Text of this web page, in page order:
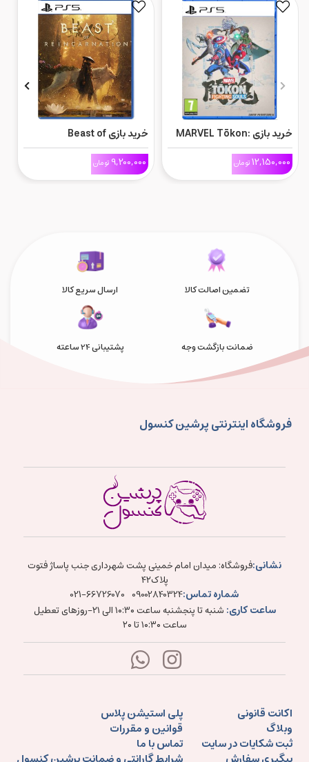
خرید بازی MARVEL Tōkon:
Fighting Souls برای Ps5
12,150,000تومان
خرید بازی Beast of
Reincarnation برای Ps5
9,200,000 تومان
تضمین اصالت کالا ارسال سریع کالا
ضمانت بازگشت وجه پشتیبانی 24 ساعته
فروشگاه اینترنتی پرشین کنسول
نشانی:فروشگاه: میدان امام خمینی پشت شهرداری جنب پاساژ فتوت
پلاک۴۲
شماره تماس:09002840324
021-66726070
ساعت کاری:
شنبه تا پنجشنبه ساعت ۱۰:۳۰ الی ۲۱-روزهای تعطیل
ساعت ۱۰:۳۰ تا ۲۰
اکانت قانونی
پلی استیشن پلاس
وبلاگ
قوانین و مقررات
ثبت شکایات در سایت
تماس با ما